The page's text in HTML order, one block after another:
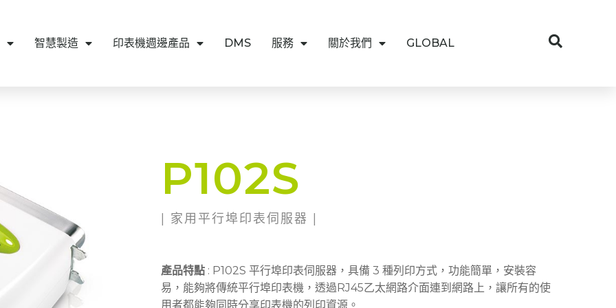
智慧製造 印表機週邊產品 DMS 服務 關於我們 GLOBAL
P102S
| 家用平行埠印表伺服器 |
產品特點 : P102S 平行埠印表伺服器，具備 3 種列印方式，功能簡單，安裝容
易，能夠將傳統平行埠印表機，透過RJ45乙太網路介面連到網路上，讓所有的使
用者都能夠同時分享印表機的列印資源。